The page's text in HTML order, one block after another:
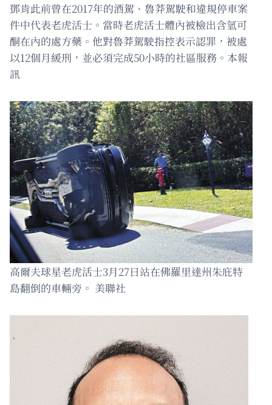
鄧肯此前曾在2017年的酒駕、魯莽駕駛和違規停車案
件中代表老虎活士。當時老虎活士體內被檢出含氫可
酮在內的處方藥。他對魯莽駕駛指控表示認罪，被處
以12個月緩刑，並必須完成50小時的社區服務。本報
訊
高爾夫球星老虎活士3月27日站在佛羅里達州朱庇特
島翻倒的車輛旁。 美聯社